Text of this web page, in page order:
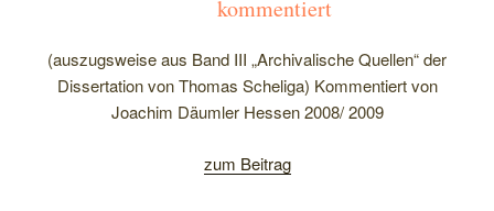
kommentiert
(auszugsweise aus Band III „Archivalische Quellen“ der
Dissertation von Thomas Scheliga) Kommentiert von
Joachim Däumler Hessen 2008/ 2009
zum Beitrag